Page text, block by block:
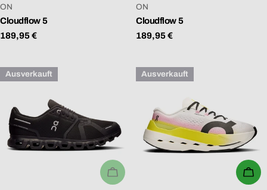
VERKÄUFER:
ON
Cloudflow 5
Regulärer
189,95 €
VERKÄUFER:
ON
Cloudflow 5
Regulärer
189,95 €
Ausverkauft
AUSVERKAUFT
Ausverkauft